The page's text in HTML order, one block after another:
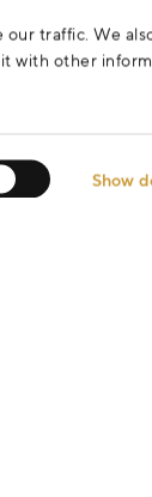
traffic. We
with other
Show